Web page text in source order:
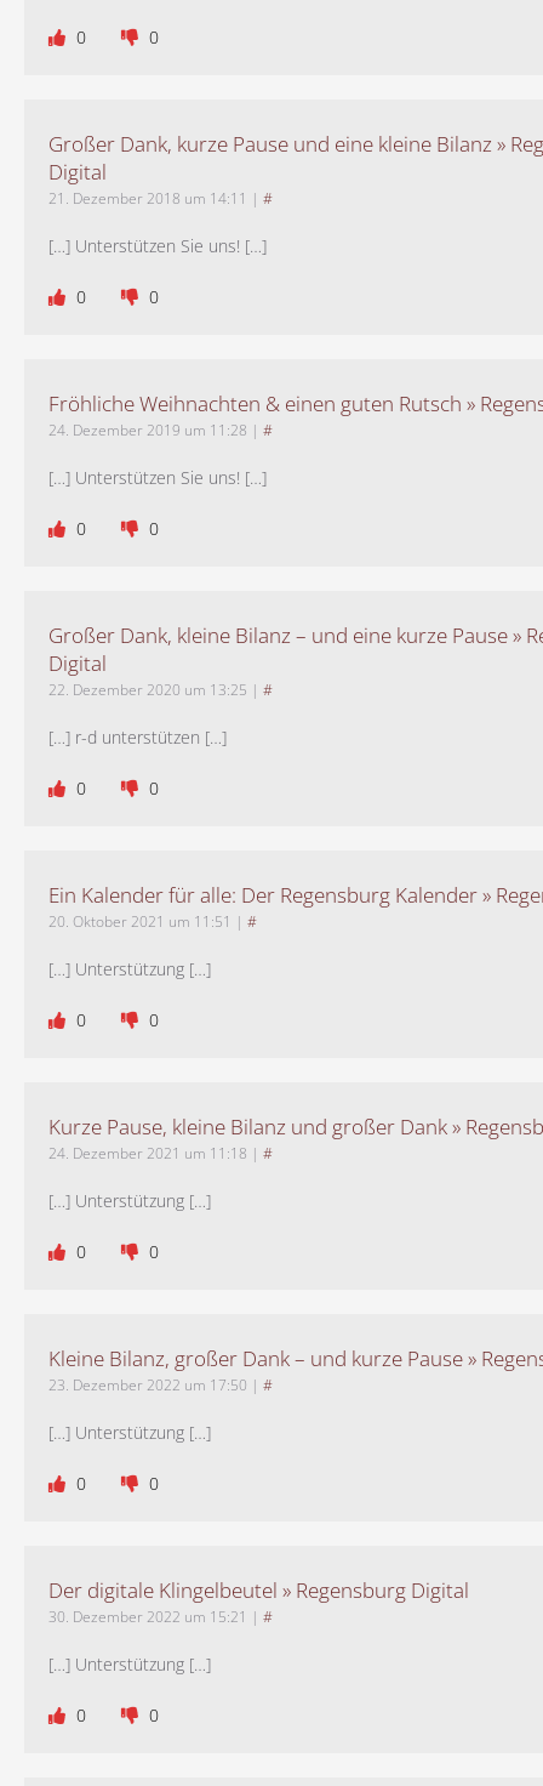
0 0
Großer Dank, kurze Pause und eine kleine Bilanz »
Digital
21. Dezember 2018 um 14:11 | #
[…] Unterstützen Sie uns! […]
0 0
Fröhliche Weihnachten & einen guten Rutsch »
24. Dezember 2019 um 11:28 | #
[…] Unterstützen Sie uns! […]
0 0
Großer Dank, kleine Bilanz – und eine kurze Pause »
Digital
22. Dezember 2020 um 13:25 | #
[…] r-d unterstützen […]
0 0
Ein Kalender für alle: Der Regensburg Kalender »
20. Oktober 2021 um 11:51 | #
[…] Unterstützung […]
0 0
Kurze Pause, kleine Bilanz und großer Dank »
24. Dezember 2021 um 11:18 | #
[…] Unterstützung […]
0 0
Kleine Bilanz, großer Dank – und kurze Pause »
23. Dezember 2022 um 17:50 | #
[…] Unterstützung […]
0 0
Der digitale Klingelbeutel » Regensburg Digital
30. Dezember 2022 um 15:21 | #
[…] Unterstützung […]
0 0